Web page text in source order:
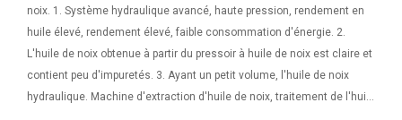
noix. 1. Système hydraulique avancé, haute pression, rendement en
huile élevé, rendement élevé, faible consommation d'énergie. 2.
L'huile de noix obtenue à partir du pressoir à huile de noix est claire et
contient peu d'impuretés. 3. Ayant un petit volume, l'huile de noix
hydraulique. Machine d'extraction d'huile de noix, traitement de l'huile